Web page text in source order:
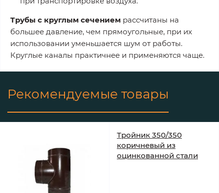
Трубы с круглым сечением рассчитаны на
большее давление, чем прямоугольные, при их
использовании уменьшается шум от работы.
Круглые каналы практичнее и применяются чаще.
Рекомендуемые товары
Тройник 350/350
коричневый из
оцинкованной стали